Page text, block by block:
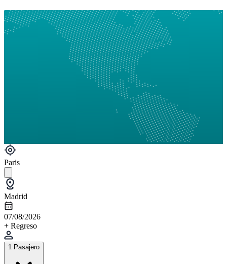
Paris
Madrid
07/08/2026
+ Regreso
1 Pasajero